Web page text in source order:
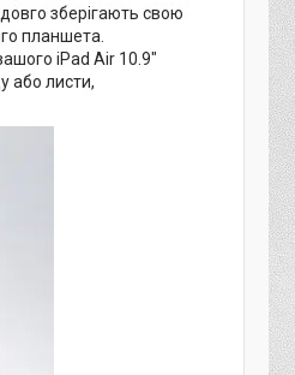
довго зберігають свою
планшета.
iPad Air 10.9"
або листи,